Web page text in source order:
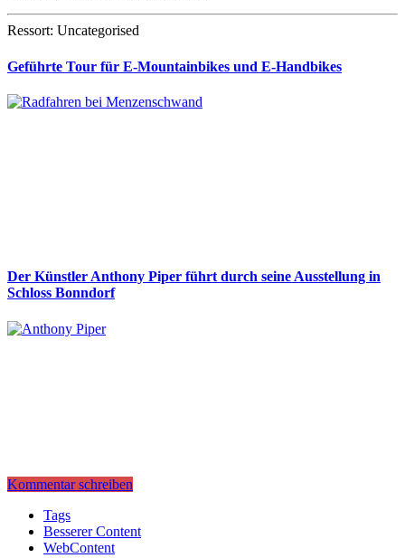
Ressort: Uncategorised
Geführte Tour für E-Mountainbikes und E-Handbikes
Der Künstler Anthony Piper führt durch seine Ausstellung in
Schloss Bonndorf
Kommentar schreiben
Tags
Besserer Content
WebContent